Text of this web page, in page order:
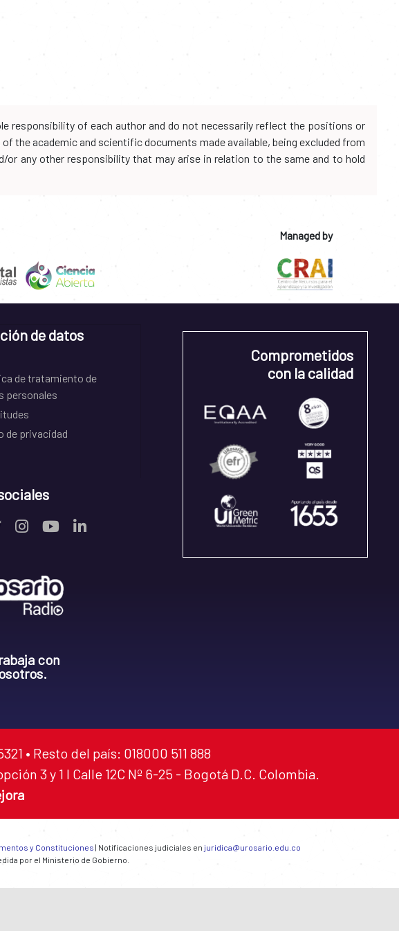
responsibility of each author and do not necessarily reflect the positions or
the academic and scientific documents made available, being excluded from
any other responsibility that may arise in relation to the same and to hold
Managed by
de datos
de tratamiento de
personales
de privacidad
con
Comprometidos
con la calidad
• Resto del país: 018000 511 888
3 y 1 I Calle 12C Nº 6-25 - Bogotá D.C. Colombia.
y Constituciones | Notificaciones judiciales en juridica@urosario.edu.co
por el Ministerio de Gobierno.